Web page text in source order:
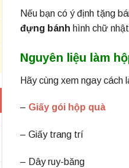
Nếu bạn có ý định tặng
đựng bánh hình chữ
Nguyên liệu làm
Hãy cùng xem ngay cách
– Giấy gói hộp quà
– Giấy trang trí
– Dây ruy-băng